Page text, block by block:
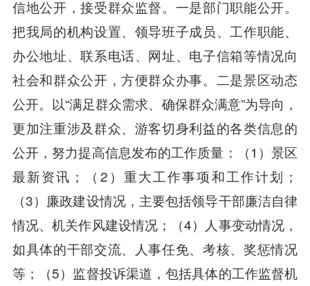
信地公开，接受群众监督。一是部门职能公开。
把我局的机构设置、领导班子成员、工作职能、
办公地址、联系电话、网址、电子信箱等情况向
社会和群众公开，方便群众办事。二是景区动态
公开。以“满足群众需求、确保群众满意”为导向，
更加注重涉及群众、游客切身利益的各类信息的
公开，努力提高信息发布的工作质量：（1）景区
最新资讯；（2）重大工作事项和工作计划；
（3）廉政建设情况，主要包括领导干部廉洁自律
情况、机关作风建设情况；（4）人事变动情况，
如具体的干部交流、人事任免、考核、奖惩情况
等；（5）监督投诉渠道，包括具体的工作监督机